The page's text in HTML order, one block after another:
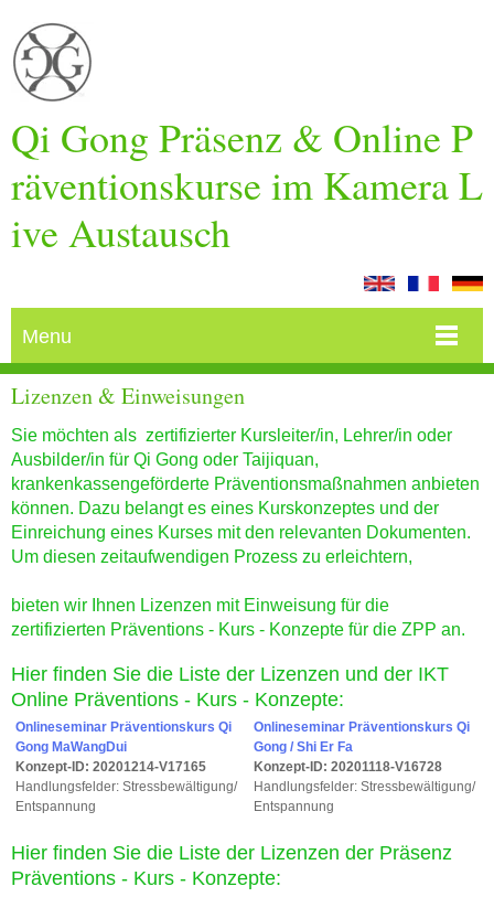
Qi Gong Präsenz & Online P
räventionskurse im Kamera L
ive Austausch
Menu
Lizenzen & Einweisungen
Sie möchten als zertifizierter Kursleiter/in, Lehrer/in oder
Ausbilder/in für Qi Gong oder Taijiquan,
krankenkassengeförderte Präventionsmaßnahmen anbieten
können. Dazu belangt es eines Kurskonzeptes und der
Einreichung eines Kurses mit den relevanten Dokumenten.
Um diesen zeitaufwendigen Prozess zu erleichtern,
bieten wir Ihnen Lizenzen mit Einweisung für die
zertifizierten Präventions - Kurs - Konzepte für die ZPP an.
​Hier finden Sie die Liste der Lizenzen und der ​IKT
Online Präventions - ​Kurs - Konzepte:
Onlineseminar Präventionskurs Qi
Gong MaWangDui
Konzept-ID: 20201214-V17165
Handlungsfelder: Stressbewältigung/
Entspannung
Onlineseminar Präventionskurs Qi
Gong / Shi Er Fa
Konzept-ID: 20201118-V16728
Handlungsfelder: Stressbewältigung/
Entspannung
Hier finden Sie die Liste der Lizenzen der Präsenz
Präventions - Kurs - Konzepte: